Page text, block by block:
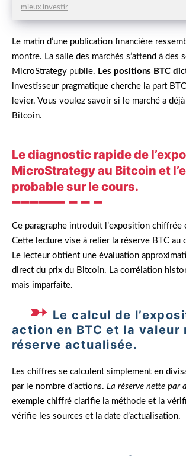
mieux investir
Le matin d’une publication financière
montre. La salle des marchés s’attend à des
MicroStrategy publie. Les positions BTC
investisseur pragmatique cherche la part
levier. Vous voulez savoir si le marché a
Bitcoin.
Le diagnostic rapide de
MicroStrategy au Bitcoin et
probable sur le cours.
Ce paragraphe introduit l’exposition chiffrée
Cette lecture vise à relier la réserve BTC au
Le lecteur obtient une évaluation
direct du prix du Bitcoin. La corrélation
mais imparfaite.
Le calcul de
action en BTC et la valeur
réserve actualisée.
Les chiffres se calculent simplement en
par le nombre d’actions. La réserve nette par
exemple chiffré clarifie la méthode et la
vérifie les sources et la date d’actualisation.